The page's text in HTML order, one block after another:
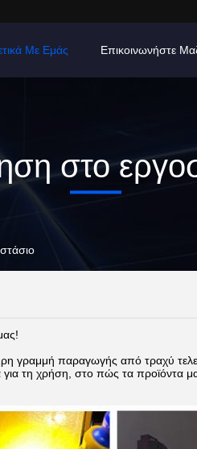
Με Εμάς Επικοινωνήστε
στο
γραμμή παραγωγής από τραχύ
για τη χρήση, στο πώς τα προϊόντα